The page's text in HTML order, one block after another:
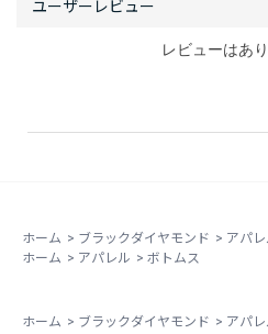
レビューはあ
ホーム > ブラックダイヤモンド > アパレ
ホーム > アパレル > ボトムス
ホーム > ブラックダイヤモンド > アパレ